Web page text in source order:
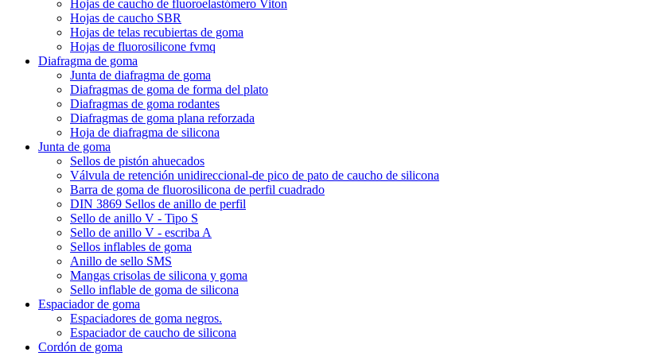
Hojas de caucho de fluoroelastómero Viton
Hojas de caucho SBR
Hojas de telas recubiertas de goma
Hojas de fluorosilicone fvmq
Diafragma de goma
Junta de diafragma de goma
Diafragmas de goma de forma del plato
Diafragmas de goma rodantes
Diafragmas de goma plana reforzada
Hoja de diafragma de silicona
Junta de goma
Sellos de pistón ahuecados
Válvula de retención unidireccional-de pico de pato de caucho de silicona
Barra de goma de fluorosilicona de perfil cuadrado
DIN 3869 Sellos de anillo de perfil
Sello de anillo V - Tipo S
Sello de anillo V - escriba A
Sellos inflables de goma
Anillo de sello SMS
Mangas crisolas de silicona y goma
Sello inflable de goma de silicona
Espaciador de goma
Espaciadores de goma negros.
Espaciador de caucho de silicona
Cordón de goma